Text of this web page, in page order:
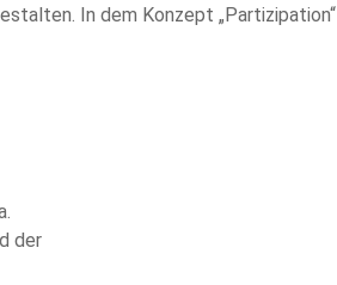
In dem Konzept „Partizipation“
der